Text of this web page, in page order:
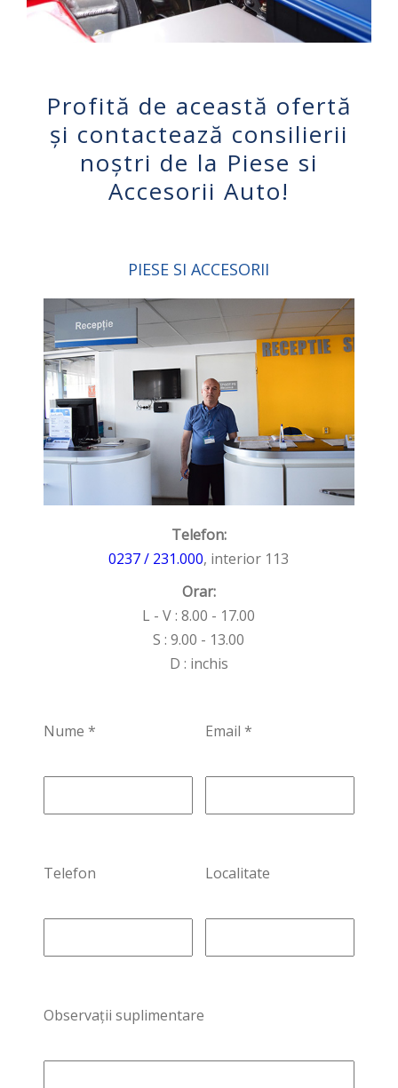
Profită de această ofertă
și contactează consilierii
noștri de la Piese si
Accesorii Auto!
PIESE SI ACCESORII
Telefon:
0237 / 231.000, interior 113
Orar:
L - V : 8.00 - 17.00
S : 9.00 - 13.00
D : inchis
Nume * Email *
Telefon Localitate
Observații suplimentare